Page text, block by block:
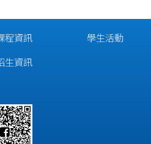
程資訊
生資訊
學生活動